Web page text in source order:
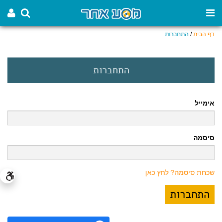
דף הבית/ התחברות
התחברות
אימייל
סיסמה
שכחת סיסמה? לחץ כאן